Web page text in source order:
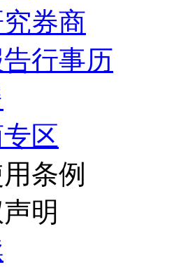
券商
行事历
区
条例
明